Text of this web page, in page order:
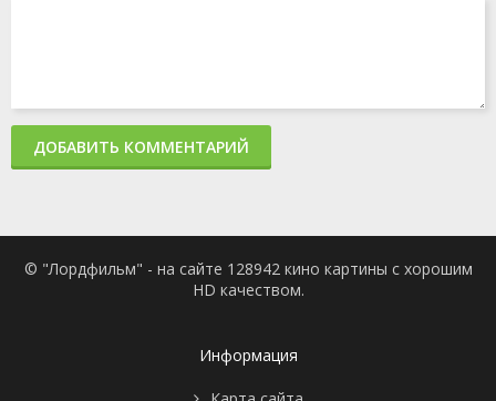
ДОБАВИТЬ КОММЕНТАРИЙ
© "Лордфильм" - на сайте 128942 кино картины с хорошим
HD качеством.
Информация